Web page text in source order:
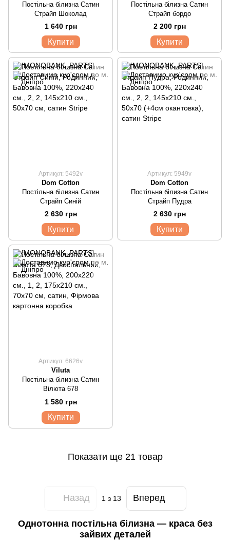
Постільна білизна Сатин
Страйп Шоколад
1 640 грн
Купити
Постільна білизна Сатин
Страйп бордо
2 200 грн
Купити
Артикул: 5492v
Dom Cotton
Постільна білизна Сатин
Страйп Синій
2 630 грн
Купити
Артикул: 5949v
Dom Cotton
Постільна білизна Сатин
Страйп Пудра
2 630 грн
Купити
Артикул: 6626v
Viluta
Постільна білизна Сатин
Вілюта 678
1 580 грн
Купити
Показати ще 21 товар
Назад 1 з 13 Вперед
Однотонна постільна білизна — краса без
зайвих деталей